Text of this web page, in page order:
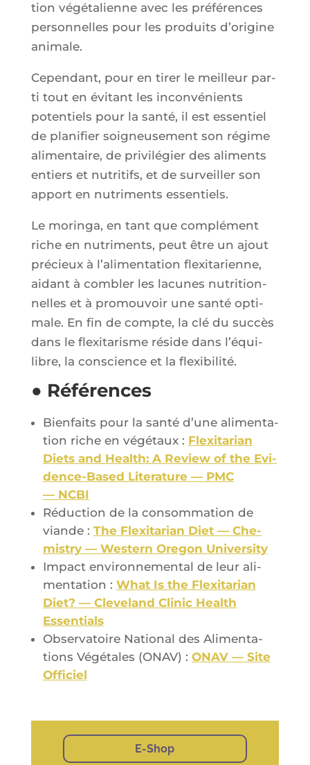
tion végé­ta­lienne avec les pré­fé­rences
per­son­nelles pour les pro­duits d’o­ri­gine
animale.
Cepen­dant, pour en tirer le meilleur par­
ti tout en évi­tant les incon­vé­nients
poten­tiels pour la san­té, il est essen­tiel
de pla­ni­fier soi­gneu­se­ment son régime
ali­men­taire, de pri­vi­lé­gier des ali­ments
entiers et nutri­tifs, et de sur­veiller son
apport en nutri­ments essentiels.
Le morin­ga, en tant que com­plé­ment
riche en nutri­ments, peut être un ajout
pré­cieux à l’a­li­men­ta­tion flexi­ta­rienne,
aidant à com­bler les lacunes nutri­tion­
nelles et à pro­mou­voir une san­té opti­
male. En fin de compte, la clé du suc­cès
dans le flexi­ta­risme réside dans l’é­qui­
libre, la conscience et la flexibilité.
● Références
Bien­faits pour la san­té d’une ali­men­ta­
tion riche en végé­taux : Flexi­ta­rian
Diets and Health: A Review of the Evi­
dence-Based Lite­ra­ture — PMC
— NCBI
Réduc­tion de la consom­ma­tion de
viande : The Flexi­ta­rian Diet — Che­
mis­try — Wes­tern Ore­gon University
Impact envi­ron­ne­men­tal de leur ali­
men­ta­tion : What Is the Flexi­ta­rian
Diet? — Cle­ve­land Cli­nic Health
Essentials
Obser­va­toire Natio­nal des Ali­men­ta­
tions Végé­tales (ONAV) : ONAV — Site
Officiel
E-Shop